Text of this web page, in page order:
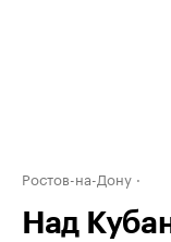
Ростов-на-Дону
Над